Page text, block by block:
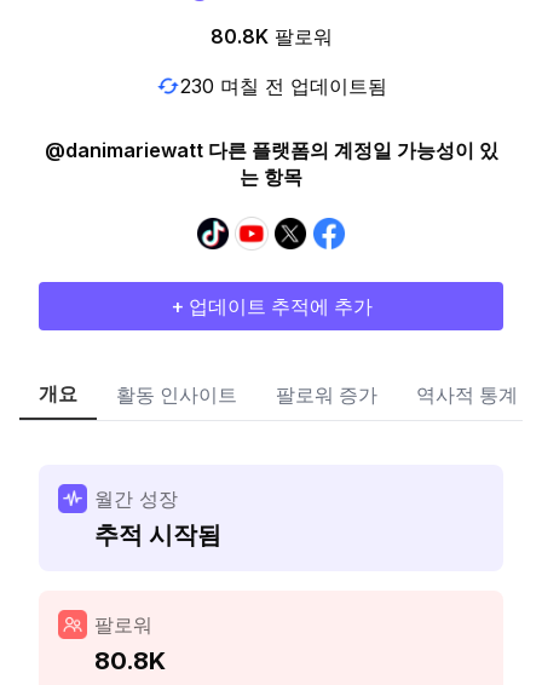
80.8K 팔로워
230 며칠 전 업데이트됨
@danimariewatt 다른 플랫폼의 계정일 가능성이 있
는 항목
+ 업데이트 추적에 추가
개요 활동 인사이트 팔로워 증가 역사적 통계
월간 성장
추적 시작됨
팔로워
80.8K